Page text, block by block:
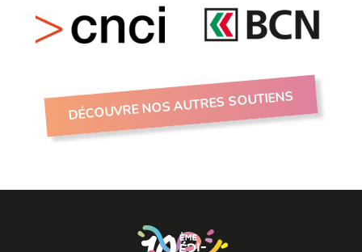
DÉCOUVRE NOS AUTRES SOUTIENS